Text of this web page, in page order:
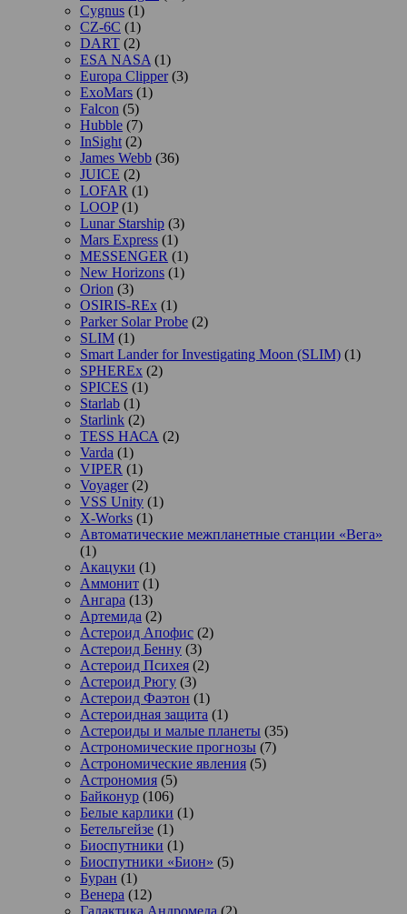
Cygnus (1)
CZ-6C (1)
DART (2)
ESA NASA (1)
Europa Clipper(3)
ExoMars (1)
Falcon (5)
Hubble (7)
InSight (2)
James Webb (36)
JUICE (2)
LOFAR (1)
LOOP(1)
Lunar Starship (3)
Mars Express (1)
MESSENGER (1)
New Horizons (1)
Orion (3)
OSIRIS-REx (1)
Parker Solar Probe (2)
SLIM (1)
Smart Lander for Investigating Moon (SLIM) (1)
SPHEREx (2)
SPICES (1)
Starlab (1)
Starlink (2)
TESS НАСА (2)
Varda (1)
VIPER (1)
Voyager(2)
VSS Unity (1)
X-Works (1)
Автоматические межпланетные станции «Вега»
(1)
Акацуки (1)
Аммонит (1)
Ангара (13)
Артемида (2)
Астероид Апофис (2)
Астероид Бенну (3)
Астероид Психея (2)
Астероид Рюгу (3)
Астероид Фаэтон (1)
Астероидная защита (1)
Астероиды и малые планеты (35)
Астрономические прогнозы (7)
Астрономические явления (5)
Астрономия (5)
Байконур (106)
Белые карлики (1)
Бетельгейзе (1)
Биоспутники (1)
Биоспутники «Бион» (5)
Буран (1)
Венера (12)
Галактика Андромеда (2)